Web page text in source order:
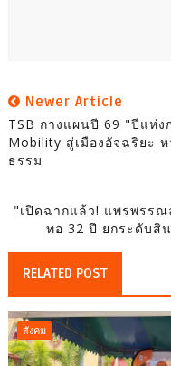
Newer Article
TSB กางแผนปี 69 "ปีแห่
Mobility สู่เมืองอัจฉริยะ
ธรรม
​"เปิดฉากแล้ว! แพรพรร
ทอ 32 ปี ยกระดับสิ
RELATED POST
สังคม